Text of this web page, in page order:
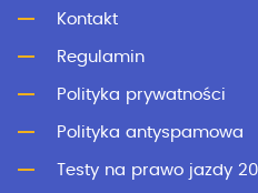
Kontakt
Regulamin
Polityka prywatności
Polityka antyspamowa
Testy na prawo jazdy